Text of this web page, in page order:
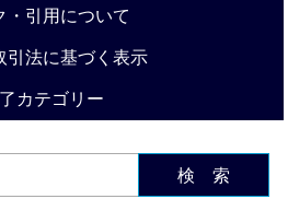
・引用について
引法に基づく表示
カテゴリー
検 索